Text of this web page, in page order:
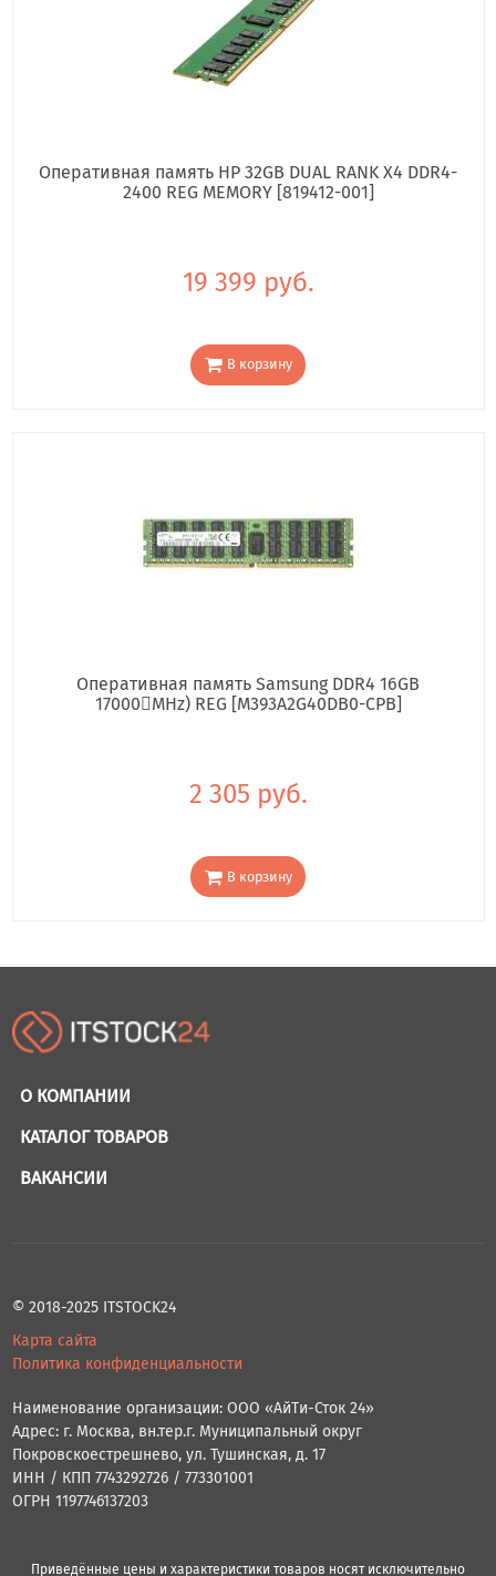
Оперативная память HP 32GB DUAL RANK X4 DDR4-
2400 REG MEMORY [819412-001]
19 399 руб.
В корзину
Оперативная память Samsung DDR4 16GB
17000񢋕MHz) REG [M393A2G40DB0-CPB]
2 305 руб.
В корзину
О КОМПАНИИ
КАТАЛОГ ТОВАРОВ
ВАКАНСИИ
© 2018-2025 ITSTOCK24
Карта сайта
Политика конфиденциальности
Наименование организации: ООО «АйТи-Сток 24»
Адрес: г. Москва, вн.тер.г. Муниципальный округ
Покровскоестрешнево, ул. Тушинская, д. 17
ИНН / КПП 7743292726 / 773301001
ОГРН 1197746137203
Приведённые цены и характеристики товаров носят исключительно